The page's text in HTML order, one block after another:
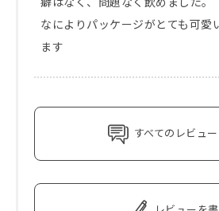
なによりパッケージがとても可愛
ます
すべてのレビュ